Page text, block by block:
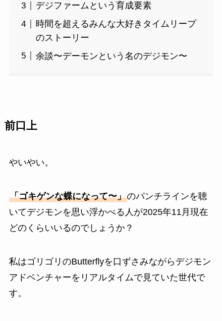
デジファームという育成要素
時間を超えるみんな大好きタイムリープ
のストーリー
余談〜デーモンという名のデジモン〜
前口上
やいやい。
「ゴキゲンな蝶になって〜」のパンチラインを聴
いてデジモンを思い浮かべる人が2025年11月現在
どのくらいいるのでしょうか？
私はゴリゴリのButterflyを口ずさみながらデジモン
アドベンチャーをリアルタイムで見ていた世代で
す。